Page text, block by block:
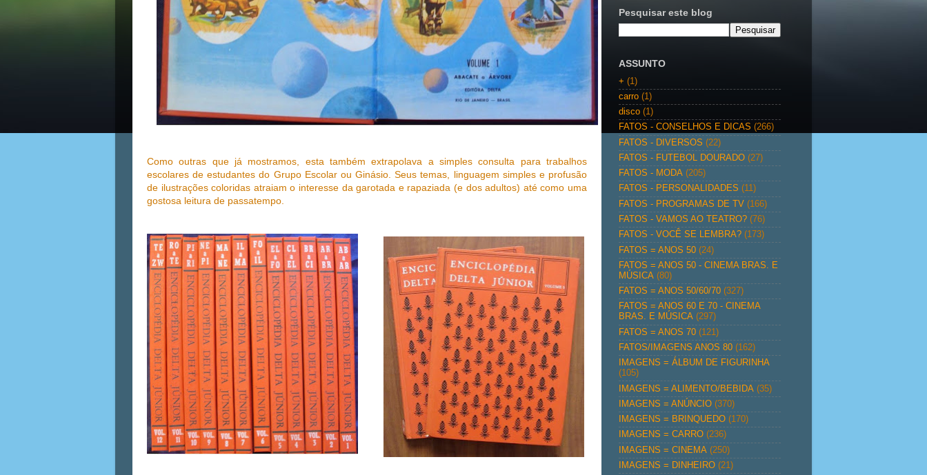
Como outras que já mostramos, esta também extrapolava a simples consulta para trabalhos
escolares de estudantes do Grupo Escolar ou Ginásio. Seus temas, linguagem simples e profusão
de ilustrações coloridas atraiam o interesse da garotada e rapaziada (e dos adultos) até como uma
gostosa leitura de passatempo.
Pesquisar este blog
ASSUNTO
+ (1)
carro (1)
disco (1)
FATOS - CONSELHOS E DICAS (266)
FATOS - DIVERSOS (22)
FATOS - FUTEBOL DOURADO (27)
FATOS - MODA (205)
FATOS - PERSONALIDADES (11)
FATOS - PROGRAMAS DE TV (166)
FATOS - VAMOS AO TEATRO? (76)
FATOS - VOCÊ SE LEMBRA? (173)
FATOS = ANOS 50 (24)
FATOS = ANOS 50 - CINEMA BRAS. E
MÚSICA (80)
FATOS = ANOS 50/60/70 (327)
FATOS = ANOS 60 E 70 - CINEMA
BRAS. E MÚSICA (297)
FATOS = ANOS 70 (121)
FATOS/IMAGENS ANOS 80 (162)
IMAGENS = ÁLBUM DE FIGURINHA
(105)
IMAGENS = ALIMENTO/BEBIDA (35)
IMAGENS = ANÚNCIO (370)
IMAGENS = BRINQUEDO (170)
IMAGENS = CARRO (236)
IMAGENS = CINEMA (250)
IMAGENS = DINHEIRO (21)